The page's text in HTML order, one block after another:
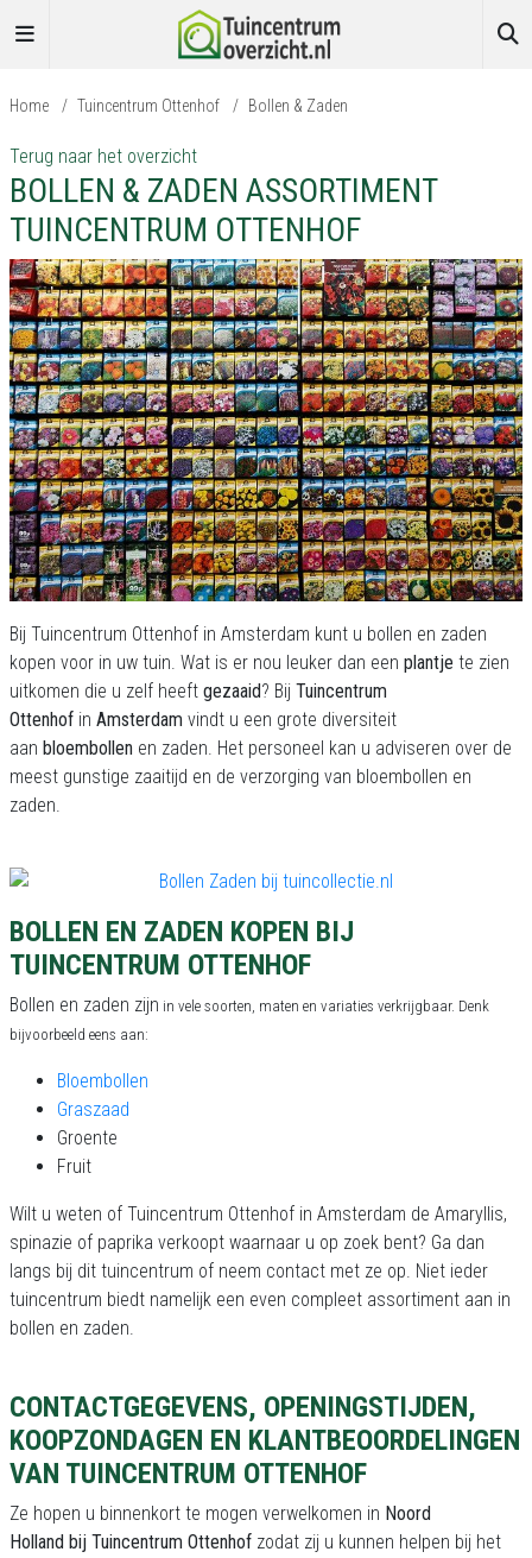
Home / Tuincentrum Ottenhof / Bollen & Zaden
Terug naar het overzicht
BOLLEN & ZADEN ASSORTIMENT
TUINCENTRUM OTTENHOF
Bij Tuincentrum Ottenhof in Amsterdam kunt u bollen en zaden
kopen voor in uw tuin. Wat is er nou leuker dan een plantje te zien
uitkomen die u zelf heeft gezaaid? Bij Tuincentrum
Ottenhof in Amsterdam vindt u een grote diversiteit
aan bloembollen en zaden. Het personeel kan u adviseren over de
meest gunstige zaaitijd en de verzorging van bloembollen en
zaden.
BOLLEN EN ZADEN KOPEN BIJ
TUINCENTRUM OTTENHOF
Bollen en zaden zijn in vele soorten, maten en variaties verkrijgbaar. Denk
bijvoorbeeld eens aan:
Bloembollen
Graszaad
Groente
Fruit
Wilt u weten of Tuincentrum Ottenhof in Amsterdam de Amaryllis,
spinazie of paprika verkoopt waarnaar u op zoek bent? Ga dan
langs bij dit tuincentrum of neem contact met ze op. Niet ieder
tuincentrum biedt namelijk een even compleet assortiment aan in
bollen en zaden.
CONTACTGEGEVENS, OPENINGSTIJDEN,
KOOPZONDAGEN EN KLANTBEOORDELINGEN
VAN TUINCENTRUM OTTENHOF
Ze hopen u binnenkort te mogen verwelkomen in Noord
Holland bij Tuincentrum Ottenhof zodat zij u kunnen helpen bij het